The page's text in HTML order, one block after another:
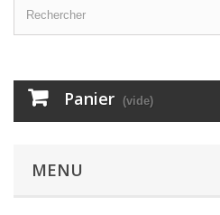
Panier (vide)
MENU